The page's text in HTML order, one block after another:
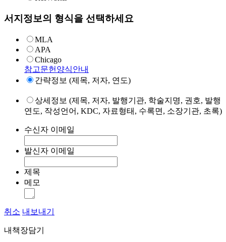
서지정보의 형식을 선택하세요
MLA
APA
Chicago
참고문헌양식안내
간략정보 (제목, 저자, 연도)
상세정보 (제목, 저자, 발행기관, 학술지명, 권호, 발행
연도, 작성언어, KDC, 자료형태, 수록면, 소장기관, 초록)
수신자 이메일
발신자 이메일
제목
메모
취소 내보내기
내책장담기